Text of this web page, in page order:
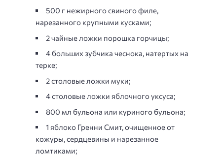
500 г нежирного свиного филе,
нарезанного крупными кусками;
2 чайные ложки порошка горчицы;
4 больших зубчика чеснока, натертых на
терке;
2 столовые ложки муки;
4 столовые ложки яблочного уксуса;
800 мл бульона или куриного бульона;
1 яблоко Гренни Смит, очищенное от
кожуры, сердцевины и нарезанное
ломтиками;